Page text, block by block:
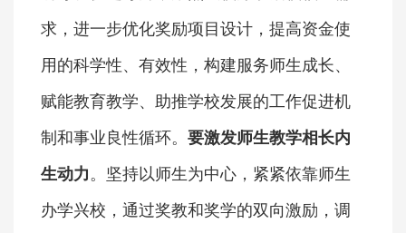
求，进一步优化奖励项目设计，提高资金使
用的科学性、有效性，构建服务师生成长、
赋能教育教学、助推学校发展的工作促进机
制和事业良性循环。 要激发师生教学相长内
生动力。坚持以师生为中心，紧紧依靠师生
办学兴校，通过奖教和奖学的双向激励，调